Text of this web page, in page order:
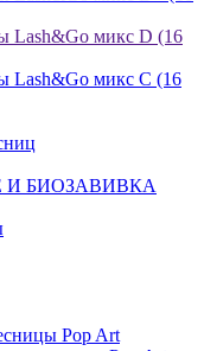
Lash&Go микс D (16
Lash&Go микс C (16
БИОЗАВИВКА
Pop Art